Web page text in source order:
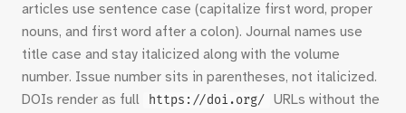
articles use sentence case (capitalize first word, proper
nouns, and first word after a colon). Journal names use
title case and stay italicized along with the volume
number. Issue number sits in parentheses, not italicized.
DOIs render as full
https://doi.org/
URLs without the